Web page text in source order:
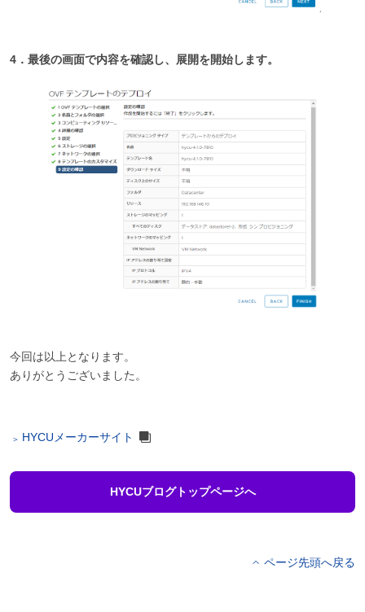
4．最後の画面で内容を確認し、展開を開始します。
今回は以上となります。
ありがとうございました。
HYCUメーカーサイト
HYCUブログトップページへ
ページ先頭へ戻る